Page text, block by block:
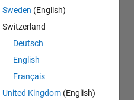
Sweden (English)
Switzerland
Deutsch
English
Français
United Kingdom (English)